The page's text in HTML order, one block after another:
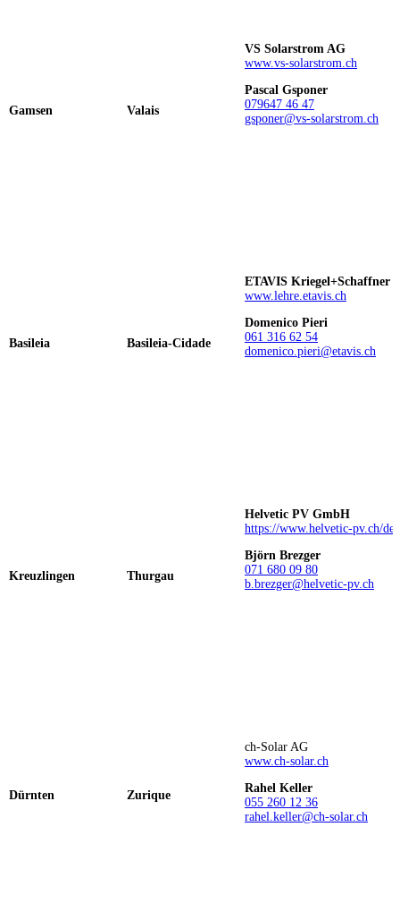
Gamsen Valais
VS Solarstrom AG
www.vs-solarstrom.ch
Pascal Gsponer
079647 46 47
gsponer@vs-solarstrom.ch
Basileia Basileia-Cidade
ETAVIS Kriegel+Schaffner
www.lehre.etavis.ch
Domenico Pieri
061 316 62 54
domenico.pieri@etavis.ch
Kreuzlingen Thurgau
Helvetic PV GmbH
https://www.helvetic-pv.ch/de
Björn Brezger
071 680 09 80
b.brezger@helvetic-pv.ch
Dürnten Zurique
ch-Solar AG
www.ch-solar.ch
Rahel Keller
055 260 12 36
rahel.keller@ch-solar.ch